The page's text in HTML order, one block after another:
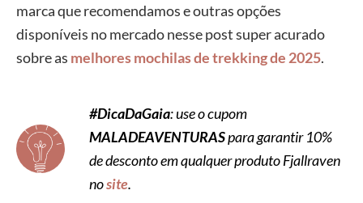
marca que recomendamos e outras opções
disponíveis no mercado nesse post super acurado
sobre as melhores mochilas de trekking de 2025.
#DicaDaGaia: use o cupom
MALADEAVENTURASpara garantir 10%
de desconto em qualquer produto Fjallraven
nosite.